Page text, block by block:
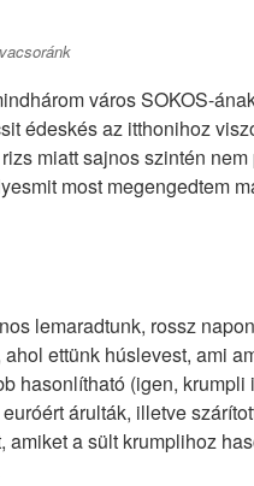
város SOKOS-
édeskés az itthonihoz
miatt sajnos szintén
most megengedtem
lemaradtunk, rossz
ettünk húslevest, ami
hasonlítható (igen, krumpli
árulták, illetve
amiket a sült krumplihoz